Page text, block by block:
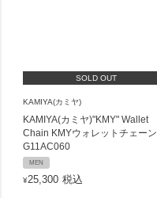
SOLD OUT
KAMIYA(カミヤ)
KAMIYA(カミヤ)"KMY" Wallet
Chain KMYウォレットチェーン
G11AC060
MEN
¥25,300 税込